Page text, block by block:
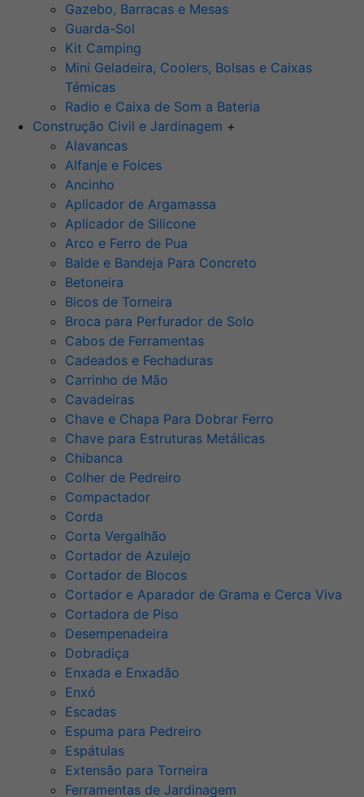
Gazebo, Barracas e Mesas
Guarda-Sol
Kit Camping
Mini Geladeira, Coolers, Bolsas e Caixas
Témicas
Radio e Caixa de Som a Bateria
Construção Civil e Jardinagem +
Alavancas
Alfanje e Foices
Ancinho
Aplicador de Argamassa
Aplicador de Silicone
Arco e Ferro de Pua
Balde e Bandeja Para Concreto
Betoneira
Bicos de Torneira
Broca para Perfurador de Solo
Cabos de Ferramentas
Cadeados e Fechaduras
Carrinho de Mão
Cavadeiras
Chave e Chapa Para Dobrar Ferro
Chave para Estruturas Metálicas
Chibanca
Colher de Pedreiro
Compactador
Corda
Corta Vergalhão
Cortador de Azulejo
Cortador de Blocos
Cortador e Aparador de Grama e Cerca Viva
Cortadora de Piso
Desempenadeira
Dobradiça
Enxada e Enxadão
Enxó
Escadas
Espuma para Pedreiro
Espátulas
Extensão para Torneira
Ferramentas de Jardinagem